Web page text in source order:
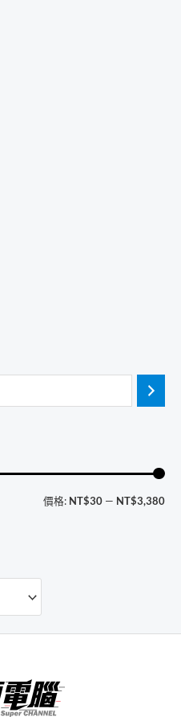
最
最
價格: NT$30 — NT$3,380